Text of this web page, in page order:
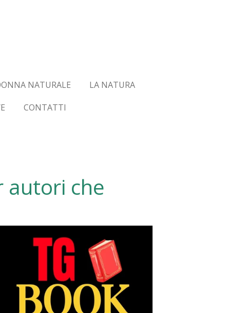
NATURALE
LA NATURA
CONTATTI
autori che